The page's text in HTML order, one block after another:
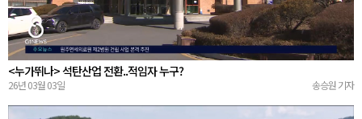
<누가뛰나> 석탄산업 전환..적임자 누구?
26년 03월 03일 송승원 기자